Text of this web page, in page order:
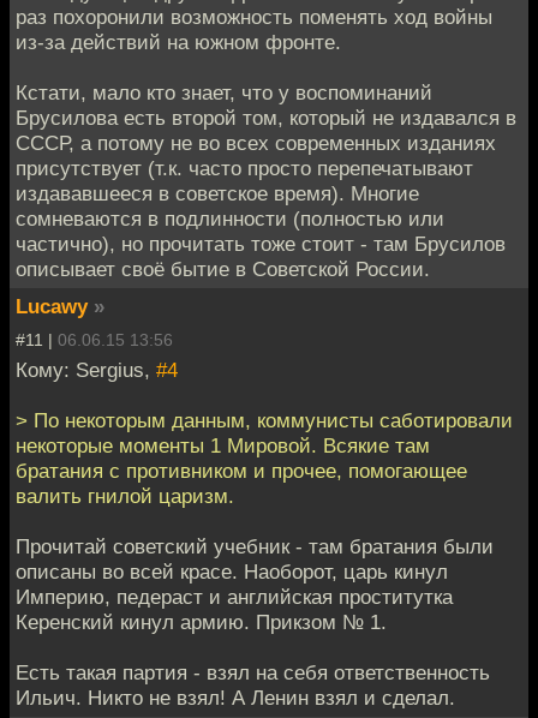
раз похоронили возможность поменять ход войны
из-за действий на южном фронте.
Кстати, мало кто знает, что у воспоминаний
Брусилова есть второй том, который не издавался в
СССР, а потому не во всех современных изданиях
присутствует (т.к. часто просто перепечатывают
издававшееся в советское время). Многие
сомневаются в подлинности (полностью или
частично), но прочитать тоже стоит - там Брусилов
описывает своё бытие в Советской России.
Lucawy »
#11 | 06.06.15 13:56
Кому: Sergius, #4
> По некоторым данным, коммунисты саботировали
некоторые моменты 1 Мировой. Всякие там
братания с противником и прочее, помогающее
валить гнилой царизм.
Прочитай советский учебник - там братания были
описаны во всей красе. Наоборот, царь кинул
Империю, педераст и английская проститутка
Керенский кинул армию. Прикзом № 1.
Есть такая партия - взял на себя ответственность
Ильич. Никто не взял! А Ленин взял и сделал.